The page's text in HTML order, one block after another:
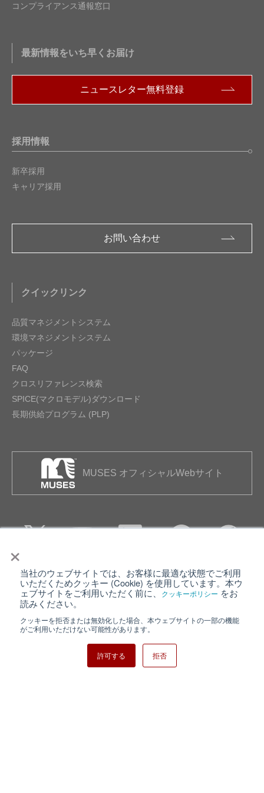
×
当社のウェブサイトでは、お客様に最適な状態でご利用
いただくためクッキー (Cookie) を使用しています。本ウ
ェブサイトをご利用いただく前に、
クッキーポリシー をお
読みください。
クッキーを拒否または無効化した場合、本ウェブサイトの一部の機能
がご利用いただけない可能性があります。
許可する 拒否
コンプライアンス通報窓口
最新情報をいち早くお届け
ニュースレター無料登録
採用情報
新卒採用
キャリア採用
お問い合わせ
クイックリンク
品質マネジメントシステム
環境マネジメントシステム
パッケージ
FAQ
クロスリファレンス検索
SPICE(マクロモデル)ダウンロード
長期供給プログラム (PLP)
MUSES オフィシャルWebサイト
個人情報保護について ウェブサイト利用規約
クッキーポリシー
日清紡ホールディングス
Copyright ⓒ Nisshinbo Micro Devices Inc. All Rights Reserved.